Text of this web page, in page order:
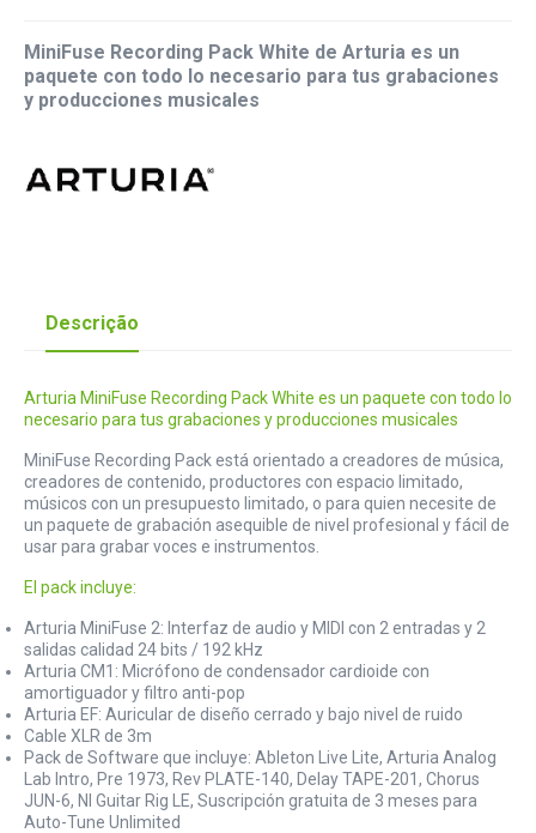
MiniFuse Recording Pack White de Arturia es un
paquete con todo lo necesario para tus grabaciones
y producciones musicales
Descrição
Arturia MiniFuse Recording Pack White es un paquete con todo lo
necesario para tus grabaciones y producciones musicales
MiniFuse Recording Pack está orientado a creadores de música,
creadores de contenido, productores con espacio limitado,
músicos con un presupuesto limitado, o para quien necesite de
un paquete de grabación asequible de nivel profesional y fácil de
usar para grabar voces e instrumentos.
El pack incluye:
Arturia MiniFuse 2: Interfaz de audio y MIDI con 2 entradas y 2
salidas calidad 24 bits / 192 kHz
Arturia CM1: Micrófono de condensador cardioide con
amortiguador y filtro anti-pop
Arturia EF: Auricular de diseño cerrado y bajo nivel de ruido
Cable XLR de 3m
Pack de Software que incluye: Ableton Live Lite, Arturia Analog
Lab Intro, Pre 1973, Rev PLATE-140, Delay TAPE-201, Chorus
JUN-6, NI Guitar Rig LE, Suscripción gratuita de 3 meses para
Auto-Tune Unlimited